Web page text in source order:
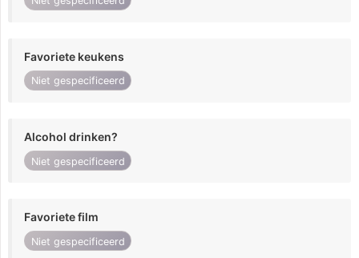
Favoriete keukens
Niet gespecificeerd
Alcohol drinken?
Niet gespecificeerd
Favoriete film
Niet gespecificeerd